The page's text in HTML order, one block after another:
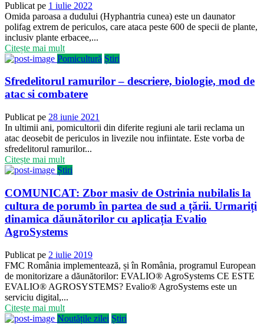
Publicat pe 1 iulie 2022
Omida paroasa a dudului (Hyphantria cunea) este un daunator
polifag extrem de periculos, care ataca peste 600 de specii de plante,
inclusiv plante erbacee,...
Citește mai mult
Pomicultură Știri
Sfredelitorul ramurilor – descriere, biologie, mod de
atac si combatere
Publicat pe 28 iunie 2021
In ultimii ani, pomicultorii din diferite regiuni ale tarii reclama un
atac deosebit de periculos in livezile nou infiintate. Este vorba de
sfredelitorul ramurilor...
Citește mai mult
Știri
COMUNICAT: Zbor masiv de Ostrinia nubilalis la
cultura de porumb în partea de sud a țării. Urmariți
dinamica dăunătorilor cu aplicația Evalio
AgroSystems
Publicat pe 2 iulie 2019
FMC România implementează, și în România, programul European
de monitorizare a dăunătorilor: EVALIO® AgroSystems CE ESTE
EVALIO® AGROSYSTEMS? Evalio® AgroSystems este un
serviciu digital,...
Citește mai mult
Noutățile zilei Știri